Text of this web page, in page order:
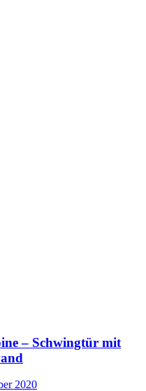
– Schwingtür mit
2020